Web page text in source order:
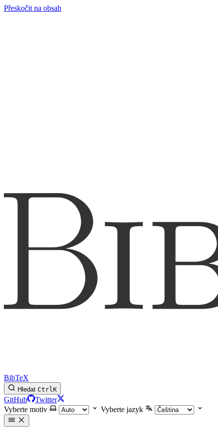
Přeskočit na obsah
BibTeX
Hledat CtrlK
GitHub
Twitter
Vyberte motiv
Vyberte jazyk